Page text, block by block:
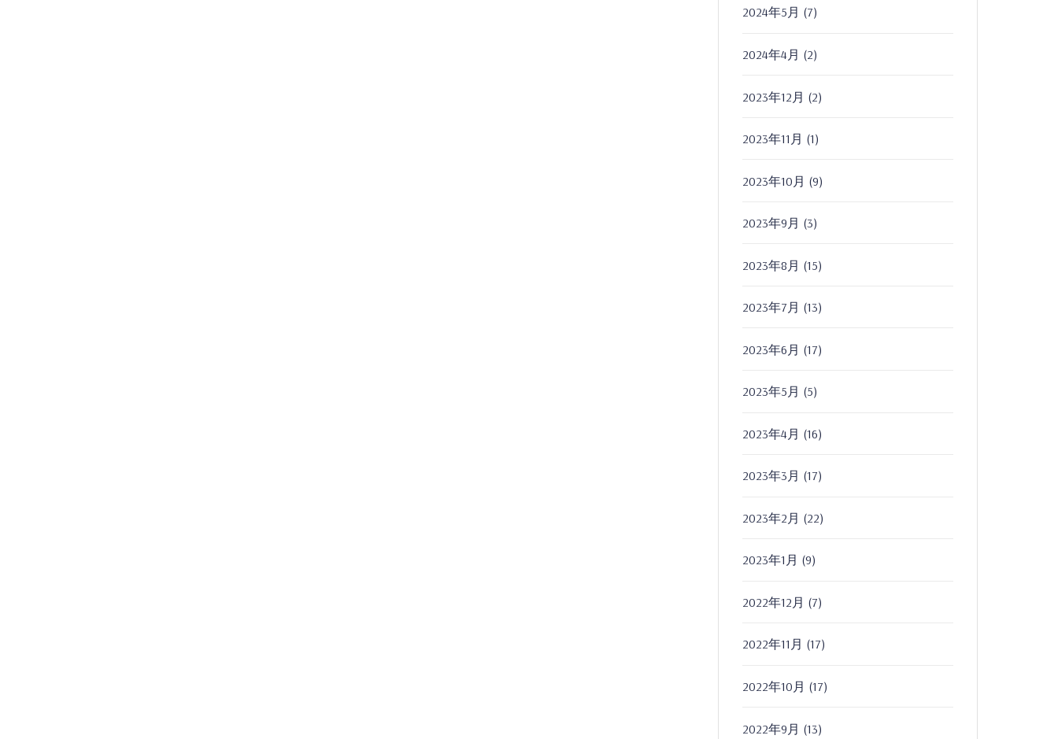
2024年5月 (7)
2024年4月 (2)
2023年12月 (2)
2023年11月 (1)
2023年10月 (9)
2023年9月 (3)
2023年8月 (15)
2023年7月 (13)
2023年6月 (17)
2023年5月 (5)
2023年4月 (16)
2023年3月 (17)
2023年2月 (22)
2023年1月 (9)
2022年12月 (7)
2022年11月 (17)
2022年10月 (17)
2022年9月 (13)